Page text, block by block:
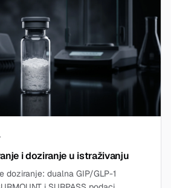
i doziranje u istraživanju
doziranje: dualna GIP/GLP-1